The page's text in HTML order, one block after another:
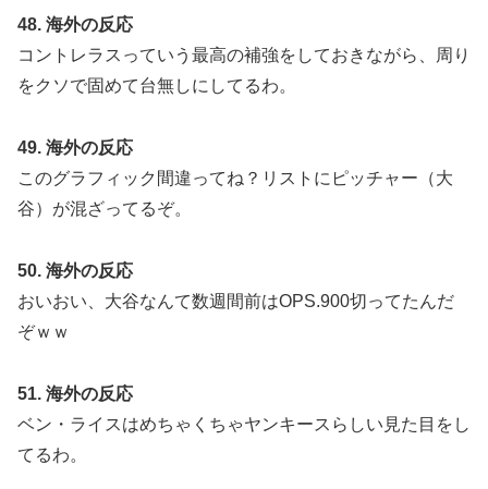
48. 海外の反応
コントレラスっていう最高の補強をしておきながら、周り
をクソで固めて台無しにしてるわ。
49. 海外の反応
このグラフィック間違ってね？リストにピッチャー（大
谷）が混ざってるぞ。
50. 海外の反応
おいおい、大谷なんて数週間前はOPS.900切ってたんだ
ぞｗｗ
51. 海外の反応
ベン・ライスはめちゃくちゃヤンキースらしい見た目をし
てるわ。